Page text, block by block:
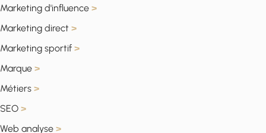
Marketing d'influence >
Marketing direct >
Marketing sportif >
Marque >
Métiers >
SEO >
Web analyse >